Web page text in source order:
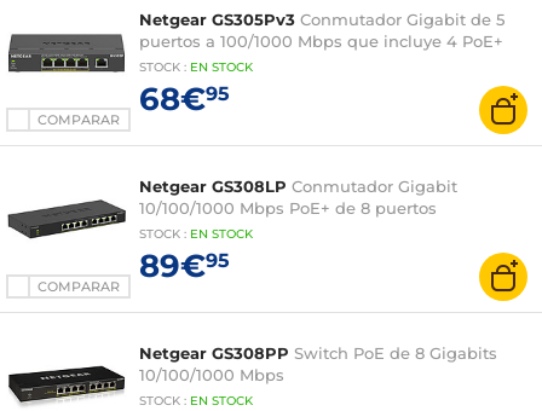
COMPARAR
Netgear GS305Pv3 Conmutador Gigabit de 5
puertos a 100/1000 Mbps que incluye 4 PoE+
STOCK : EN STOCK
68€95
COMPARAR
Netgear GS308LP Conmutador Gigabit
10/100/1000 Mbps PoE+ de 8 puertos
STOCK : EN STOCK
89€95
Netgear GS308PP Switch PoE de 8 Gigabits
10/100/1000 Mbps
STOCK : EN STOCK